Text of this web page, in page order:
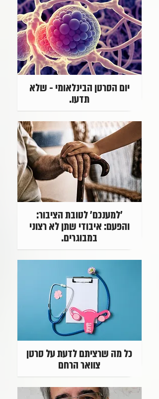
יום הסרטן הבינלאומי - שלא
תדעו.
'למענכם' לטובת הציבור:
והפעם: איבודי שתן לא רצוני
במבוגרים.
כל מה שרציתם לדעת על סרטן
צוואר הרחם